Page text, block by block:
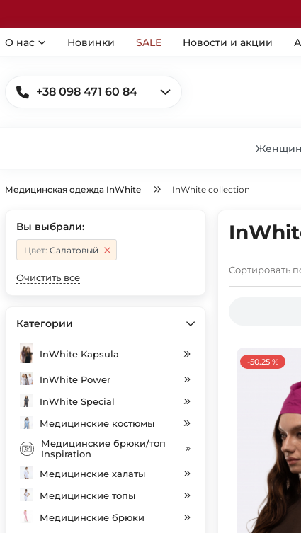
О нас Новинки SALE Новости и акции
+38 098 471 60 84
Медицинская одежда InWhite InWhite collection
Вы выбрали:
Цвет: Салатовый
Очистить все
Категории
InWhite Kapsula
InWhite Power
InWhite Special
Медицинские костюмы
Медицинские брюки/топ
Inspiration
Медицинские халаты
Медицинские топы
Медицинские брюки
Сортировать
-50.25 %